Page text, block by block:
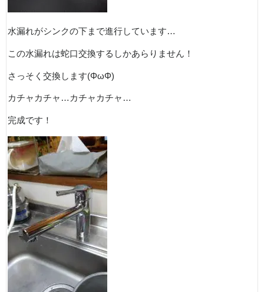
水漏れがシンクの下まで進行しています…
この水漏れは蛇口交換するしかあらりません！
さっそく交換します(ΦωΦ)
カチャカチャ…カチャカチャ…
完成です！